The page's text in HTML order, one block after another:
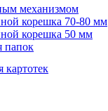
механизмом
корешка 70-80 мм
корешка 50 мм
папок
картотек